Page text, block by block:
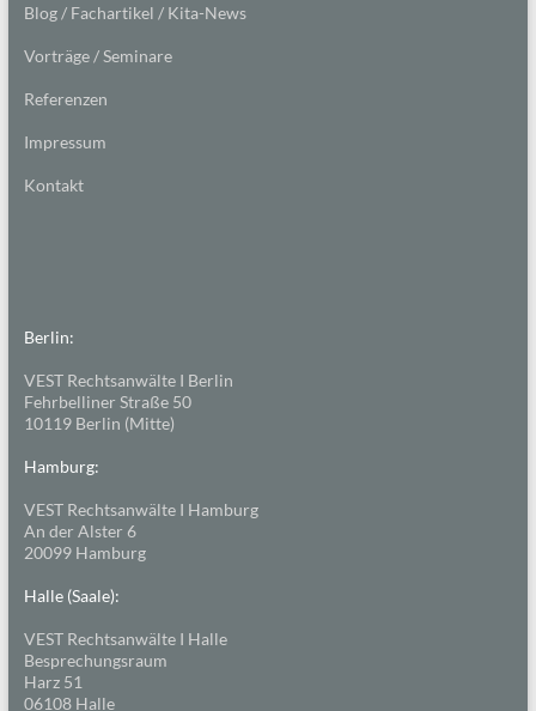
Blog / Fachartikel / Kita-News
Vorträge / Seminare
Referenzen
Impressum
Kontakt
Berlin:
VEST Rechtsanwälte I Berlin
Fehrbelliner Straße 50
10119 Berlin (Mitte)
Hamburg:
VEST Rechtsanwälte I Hamburg
An der Alster 6
20099 Hamburg
Halle (Saale):
VEST Rechtsanwälte I Halle
Besprechungsraum
Harz 51
06108 Halle